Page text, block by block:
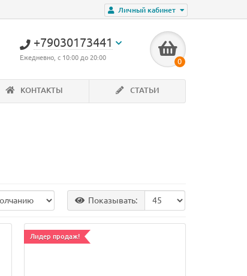
Личный кабинет
+79030173441
Ежедневно, с 10:00 до 20:00 0
КОНТАКТЫ СТАТЬИ
Показывать:
Лидер продаж!